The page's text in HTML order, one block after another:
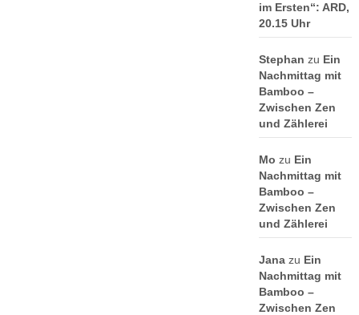
im Ersten“: ARD,
20.15 Uhr
Stephan zu Ein
Nachmittag mit
Bamboo –
Zwischen Zen
und Zählerei
Mo zu Ein
Nachmittag mit
Bamboo –
Zwischen Zen
und Zählerei
Janazu Ein
Nachmittag mit
Bamboo –
Zwischen Zen